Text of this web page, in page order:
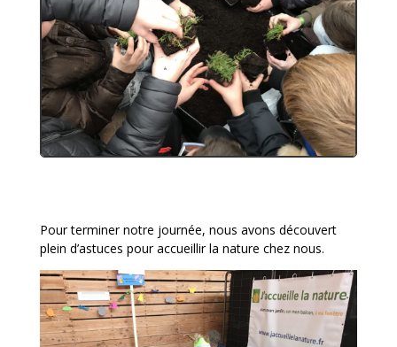
Pour terminer notre journée, nous avons découvert
plein d’astuces pour accueillir la nature chez nous.